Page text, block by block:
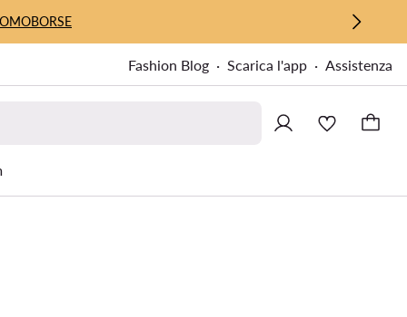
BORSE
Fashion Blog Scarica l'app Assistenza